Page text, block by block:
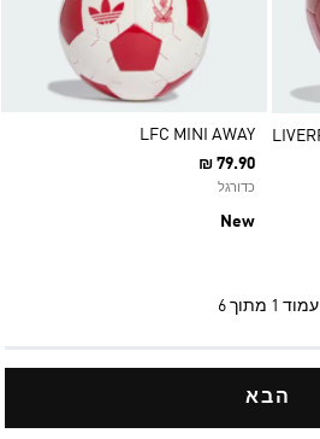
LFC MINI AWAY
₪ 79.90
כדורגל
New
עמוד 1 מתוך 6
הבא